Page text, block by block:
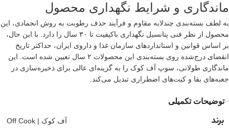
ماندگاری و شرایط نگهداری محصول
به لطف بسته‌بندی چندلایه مقاوم و فرآیند حذف رطوبت به روش انجمادی، این
محصول از نظر فنی پتانسیل نگهداری باکیفیت تا ۳۰ سال را دارد. با این حال،
بر اساس قوانین و استانداردهای سازمان غذا و داروی ایران، حداکثر تاریخ
انقضای درج‌شده روی بسته‌بندی این محصولات ۲ سال تعیین شده است. این
ماندگاری طولانی، سوپ آف کوک را به گزینه‌ای عالی برای ذخیره‌سازی در
جعبه‌های بقا و کیت‌های اضطراری تبدیل می‌کند.
توضیحات تکمیلی
برند آف کوک | Off Cook